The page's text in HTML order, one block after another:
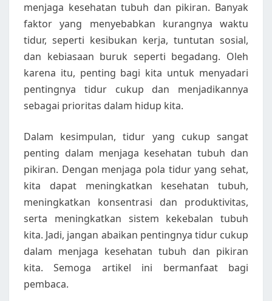
menjaga kesehatan tubuh dan pikiran. Banyak
faktor yang menyebabkan kurangnya waktu
tidur, seperti kesibukan kerja, tuntutan sosial,
dan kebiasaan buruk seperti begadang. Oleh
karena itu, penting bagi kita untuk menyadari
pentingnya tidur cukup dan menjadikannya
sebagai prioritas dalam hidup kita.
Dalam kesimpulan, tidur yang cukup sangat
penting dalam menjaga kesehatan tubuh dan
pikiran. Dengan menjaga pola tidur yang sehat,
kita dapat meningkatkan kesehatan tubuh,
meningkatkan konsentrasi dan produktivitas,
serta meningkatkan sistem kekebalan tubuh
kita. Jadi, jangan abaikan pentingnya tidur cukup
dalam menjaga kesehatan tubuh dan pikiran
kita. Semoga artikel ini bermanfaat bagi
pembaca.